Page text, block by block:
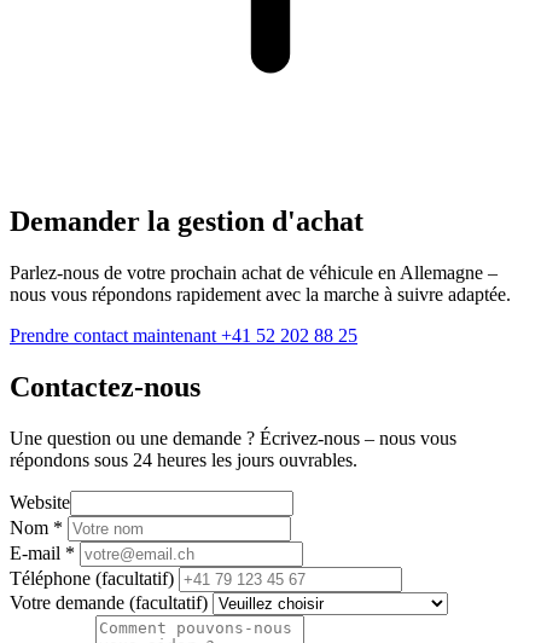
Demander la gestion d'achat
Parlez-nous de votre prochain achat de véhicule en Allemagne –
nous vous répondons rapidement avec la marche à suivre adaptée.
Prendre contact maintenant +41 52 202 88 25
Contactez-nous
Une question ou une demande ? Écrivez-nous – nous vous
répondons sous 24 heures les jours ouvrables.
Website
Nom *
E-mail *
Téléphone (facultatif)
Votre demande (facultatif)